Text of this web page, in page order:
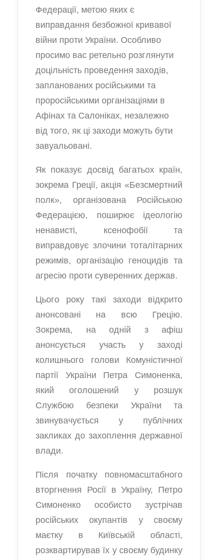
Федерації, метою яких є
виправдання безбожної кривавої
війни проти України. Особливо
просимо вас ретельно розглянути
доцільність проведення заходів,
запланованих російськими та
проросійськими організаціями в
Афінах та Салоніках, незалежно
від того, як ці заходи можуть бути
завуальовані.
Як показує досвід багатьох країн,
зокрема Греції, акція «Безсмертний
полк», організована Російською
Федерацією, поширює ідеологію
ненависті, ксенофобії та
виправдовує злочини тоталітарних
режимів, організацію геноцидів та
агресію проти суверенних держав.
Цього року такі заходи відкрито
анонсовані на всю Грецію.
Зокрема, на одній з афіш
анонсується участь у заході
колишнього голови Комуністичної
партії України Петра Симоненка,
який оголошений у розшук
Службою безпеки України та
звинувачується у публічних
закликах до захоплення державної
влади.
Після початку повномасштабного
вторгнення Росії в Україну, Петро
Симоненко особисто зустрічав
російських окупантів у своєму
маєтку в Київській області,
розквартирував їх у своєму будинку